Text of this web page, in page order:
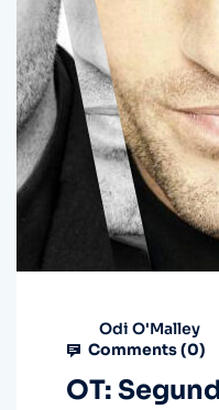
Odi O'Malley
Comments (0)
OT: